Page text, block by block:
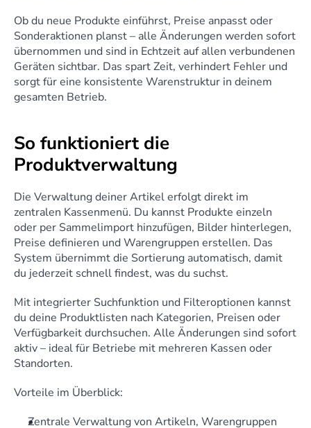
Ob du neue Produkte einführst, Preise anpasst oder
Sonderaktionen planst – alle Änderungen werden sofort
übernommen und sind in Echtzeit auf allen verbundenen
Geräten sichtbar. Das spart Zeit, verhindert Fehler und
sorgt für eine konsistente Warenstruktur in deinem
gesamten Betrieb.
So funktioniert die
Produktverwaltung
Die Verwaltung deiner Artikel erfolgt direkt im
zentralen Kassenmenü. Du kannst Produkte einzeln
oder per Sammelimport hinzufügen, Bilder hinterlegen,
Preise definieren und Warengruppen erstellen. Das
System übernimmt die Sortierung automatisch, damit
du jederzeit schnell findest, was du suchst.
Mit integrierter Suchfunktion und Filteroptionen kannst
du deine Produktlisten nach Kategorien, Preisen oder
Verfügbarkeit durchsuchen. Alle Änderungen sind sofort
aktiv – ideal für Betriebe mit mehreren Kassen oder
Standorten.
Vorteile im Überblick:
Zentrale Verwaltung von Artikeln, Warengruppen